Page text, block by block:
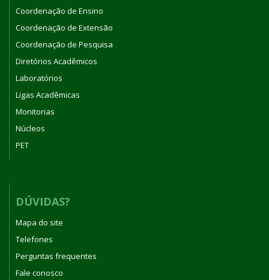
Coordenação de Ensino
Coordenação de Extensão
Coordenação de Pesquisa
Diretórios Acadêmicos
Laboratórios
Ligas Acadêmicas
Monitorias
Núcleos
PET
DÚVIDAS?
Mapa do site
Telefones
Perguntas frequentes
Fale conosco